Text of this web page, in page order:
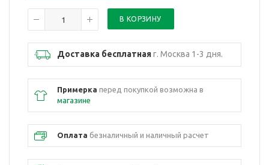
Доставка бесплатнаяг. Москва 1-3 дня.
Примерка перед покупкой возможна в
магазине
Оплата безналичный и наличный расчет